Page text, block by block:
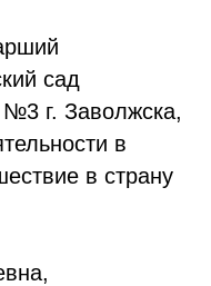
сад
г. Заволжска,
в
в страну